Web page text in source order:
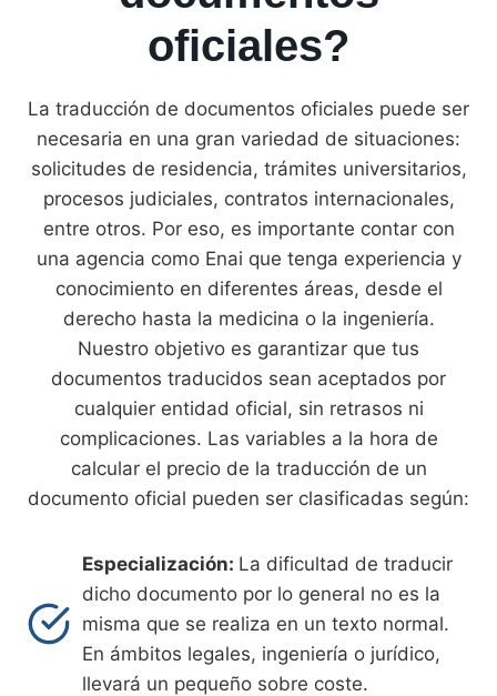
oficiales?
La traducción de documentos oficiales puede ser
necesaria en una gran variedad de situaciones:
solicitudes de residencia, trámites universitarios,
procesos judiciales, contratos internacionales,
entre otros. Por eso, es importante contar con
una agencia como Enai que tenga experiencia y
conocimiento en diferentes áreas, desde el
derecho hasta la medicina o la ingeniería.
Nuestro objetivo es garantizar que tus
documentos traducidos sean aceptados por
cualquier entidad oficial, sin retrasos ni
complicaciones. Las variables a la hora de
calcular el precio de la traducción de un
documento oficial pueden ser clasificadas según:
Especialización: La dificultad de traducir
dicho documento por lo general no es la
misma que se realiza en un texto normal.
En ámbitos legales, ingeniería o jurídico,
llevará un pequeño sobre coste.